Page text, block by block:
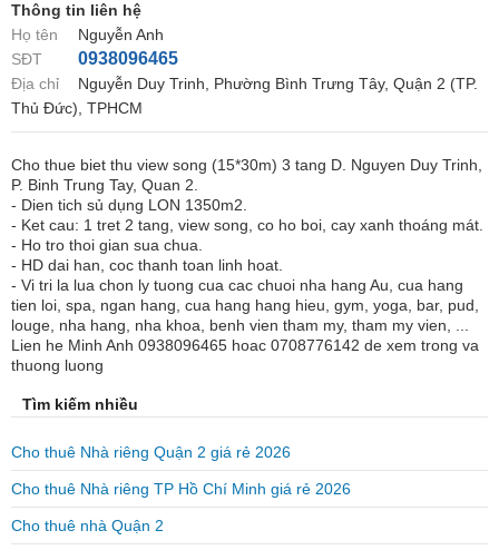
Thông tin liên hệ
Họ tên
Nguyễn Anh
SĐT
0938096465
Địa chỉ
Nguyễn Duy Trinh, Phường Bình Trưng Tây, Quận 2 (TP.
Thủ Đức), TPHCM
Cho thue biet thu view song (15*30m) 3 tang D. Nguyen Duy Trinh,
P. Binh Trung Tay, Quan 2.
- Dien tich sủ dụng LON 1350m2.
- Ket cau: 1 tret 2 tang, view song, co ho boi, cay xanh thoáng mát.
- Ho tro thoi gian sua chua.
- HD dai han, coc thanh toan linh hoat.
- Vi tri la lua chon ly tuong cua cac chuoi nha hang Au, cua hang
tien loi, spa, ngan hang, cua hang hang hieu, gym, yoga, bar, pud,
louge, nha hang, nha khoa, benh vien tham my, tham my vien, ...
Lien he Minh Anh 0938096465 hoac 0708776142 de xem trong va
thuong luong
Tìm kiếm nhiều
Cho thuê Nhà riêng Quận 2 giá rẻ 2026
Cho thuê Nhà riêng TP Hồ Chí Minh giá rẻ 2026
Cho thuê nhà Quận 2